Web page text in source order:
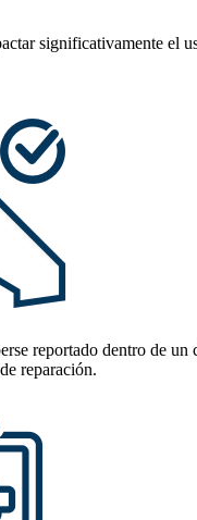
significativamente el
reportado dentro de un
reparación.